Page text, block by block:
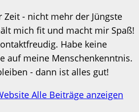
- nicht mehr der Jüngste
mich fit und macht mir Spaß!
Habe keine
auf meine Menschenkenntnis.
- dann ist alles gut!
Alle Beiträge anzeigen